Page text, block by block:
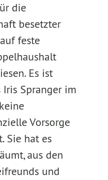
die
besetzter
feste
Es ist
Spranger im
Vorsorge
Sie hat es
aus den
und